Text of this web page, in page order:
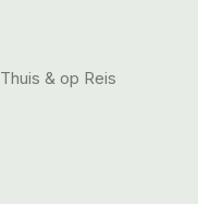
Thuis & op Reis